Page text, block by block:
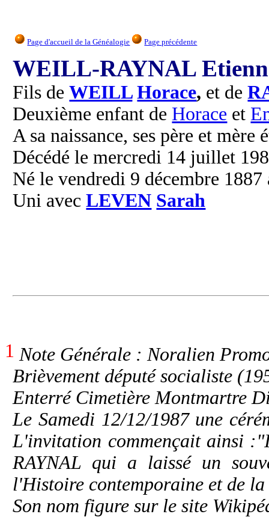
Page d'accueil de la Généalogie Page précédente
WEILL-RAYNAL
Fils deWEILL Horace, et de
Deuxième enfant de Horace et
A sa naissance, ses père et mère
Décédé le mercredi 14 juillet
Né le vendredi 9 décembre 1887
Uni avecLEVEN Sarah
1 Note Générale : Noralien
Brièvement député socialiste
Enterré Cimetière Montmartre
Le Samedi 12/12/1987 une
L'invitation commençait ainsi
RAYNAL qui a laissé un
l'Histoire contemporaine et de
Son nom figure sur le site